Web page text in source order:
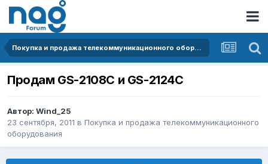
Покупка и продажа телекоммуникационного оборудования
Продам GS-2108C и GS-2124C
Автор: Wind_25
23 сентября, 2011 в Покупка и продажа телекоммуникационного
оборудования